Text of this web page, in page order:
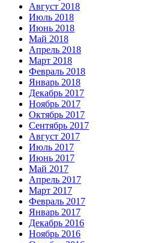
Август 2018
Июль 2018
Июнь 2018
Май 2018
Апрель 2018
Март 2018
Февраль 2018
Январь 2018
Декабрь 2017
Ноябрь 2017
Октябрь 2017
Сентябрь 2017
Август 2017
Июль 2017
Июнь 2017
Май 2017
Апрель 2017
Март 2017
Февраль 2017
Январь 2017
Декабрь 2016
Ноябрь 2016